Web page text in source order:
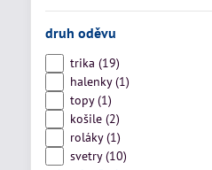
druh oděvu
trika (19)
halenky (1)
topy (1)
košile (2)
roláky (1)
svetry (10)